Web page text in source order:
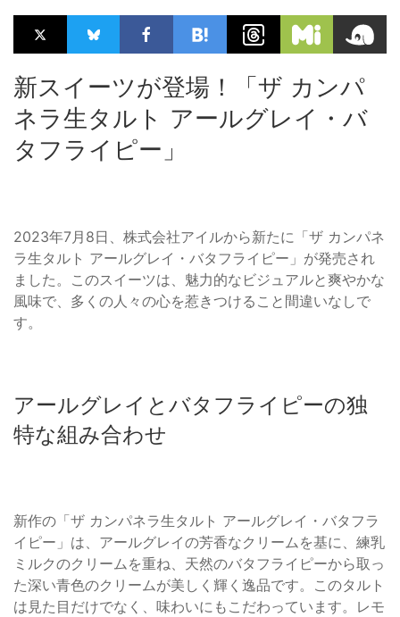
新スイーツが登場！「ザ カンパ
ネラ生タルト アールグレイ・バ
タフライピー」
2023年7月8日、株式会社アイルから新たに「ザ カンパネ
ラ生タルト アールグレイ・バタフライピー」が発売され
ました。このスイーツは、魅力的なビジュアルと爽やかな
風味で、多くの人々の心を惹きつけること間違いなしで
す。
アールグレイとバタフライピーの独
特な組み合わせ
新作の「ザ カンパネラ生タルト アールグレイ・バタフラ
イピー」は、アールグレイの芳香なクリームを基に、練乳
ミルクのクリームを重ね、天然のバタフライピーから取っ
た深い青色のクリームが美しく輝く逸品です。このタルト
は見た目だけでなく、味わいにもこだわっています。レモ